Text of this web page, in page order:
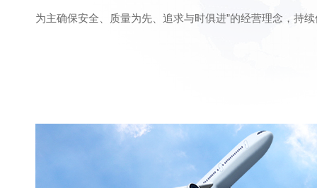
为主确保安全、质量为先、追求与时俱进”的经营理念，持